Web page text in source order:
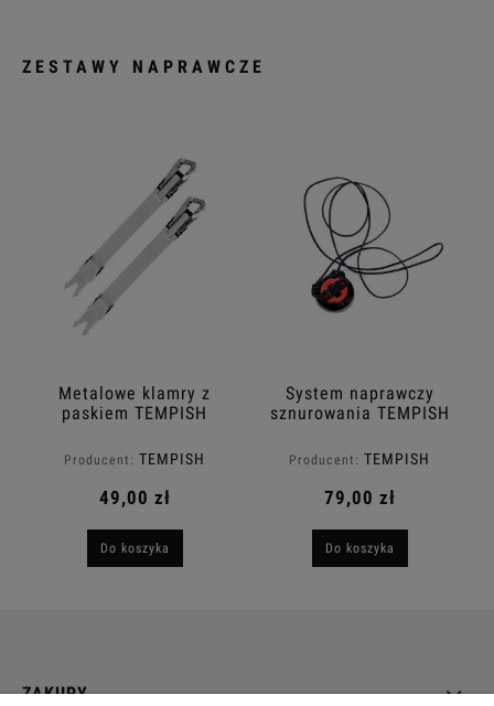
ZESTAWY NAPRAWCZE
Metalowe klamry z
paskiem TEMPISH
Producent: TEMPISH
49,00 zł
Do koszyka
System naprawczy
sznurowania TEMPISH
Producent: TEMPISH
79,00 zł
Do koszyka
ZAKUPY